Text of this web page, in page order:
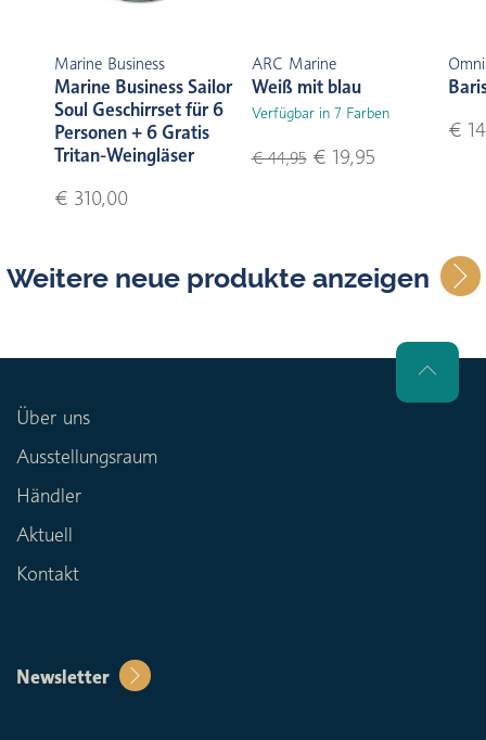
Marine Business
Marine Business Sailor
Soul Geschirrset für 6
Personen + 6 Gratis
Tritan-Weingläser
€ 310,00
ARC Marine
Weiß mit blau
Verfügbar in 7 Farben
€ 44,95€ 19,95
€
Weitere neue produkte anzeigen
Über uns
Ausstellungsraum
Händler
Aktuell
Kontakt
Newsletter